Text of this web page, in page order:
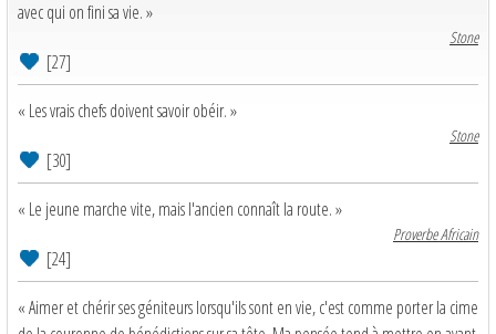
avec qui on fini sa vie. »
Stone
[27]
« Les vrais chefs doivent savoir obéir. »
Stone
[30]
« Le jeune marche vite, mais l'ancien connaît la route. »
Proverbe Africain
[24]
« Aimer et chérir ses géniteurs lorsqu'ils sont en vie, c'est comme porter la cime